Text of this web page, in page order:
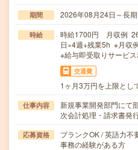
期間 2026年08月24日～長
時給
時給1700円 月収例
日×4週+残業5h ※月収
※給与即受取りサービス
交通費
1ヶ月3万円を上限とし
仕事内容
新規事業開発部門にて
次会計処理・請求書発
応募資格
ブランクOK / 英語力不
事務の経験がある方